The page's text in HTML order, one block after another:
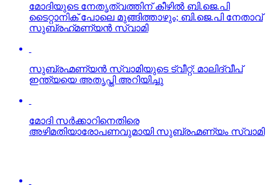
മോദിയുടെ നേതൃത്വത്തിന് കീഴില്‍ ബി.ജെ.പി
ടൈറ്റാനിക് പോലെ മുങ്ങിത്താഴും; ബി.ജെ.പി നേതാവ്
സുബ്രഹ്‌മണ്യന്‍ സ്വാമി
സുബ്രഹ്മണ്യന്‍ സ്വാമിയുടെ ട്വീറ്റ്: മാലിദ്വീപ്
ഇന്ത്യയെ അതൃപ്തി അറിയിച്ചു
മോദി സര്‍ക്കാറിനെതിരെ
അഴിമതിയാരോപണവുമായി സുബ്രഹ്മണ്യം സ്വാമി
സെമിനാര്‍ ജെ.എന്‍.യു യൂണിവേഴ്‌സിറ്റി റദ്ദാക്കി